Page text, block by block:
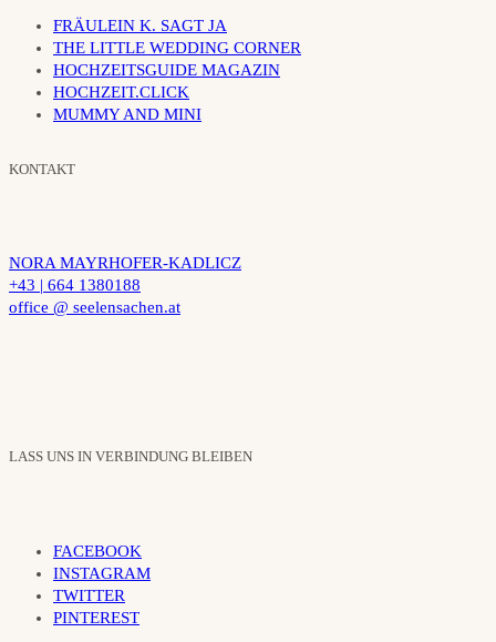
FRÄULEIN K. SAGT JA
THE LITTLE WEDDING CORNER
HOCHZEITSGUIDE MAGAZIN
HOCHZEIT.CLICK
MUMMY AND MINI
KONTAKT
NORA MAYRHOFER-KADLICZ
+43 | 664 1380188
office @ seelensachen.at
LASS UNS IN VERBINDUNG BLEIBEN
FACEBOOK
INSTAGRAM
TWITTER
PINTEREST